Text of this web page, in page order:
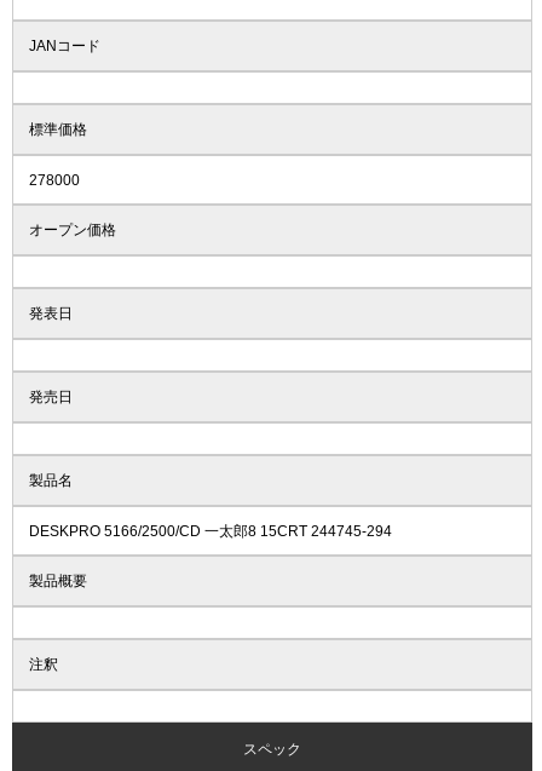
JANコード
標準価格
278000
オープン価格
発表日
発売日
製品名
DESKPRO 5166/2500/CD 一太郎8 15CRT 244745-294
製品概要
注釈
スペック